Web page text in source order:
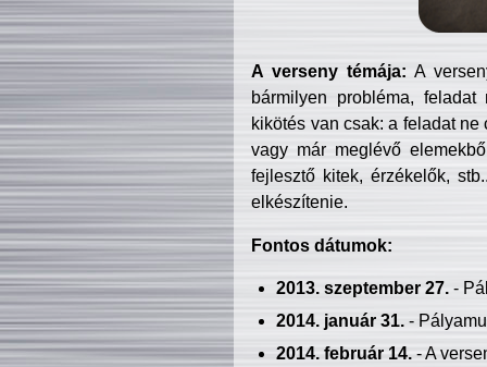
A verseny témája: A
bármilyen probléma, feladat
kikötés van csak: a feladat
vagy már meglévő
fejlesztő kitek, érzékelők,
elkészítenie.
Fontos dátumok:
2013. szeptember 27.-
2014. január 31.-
2014. február 14.- A